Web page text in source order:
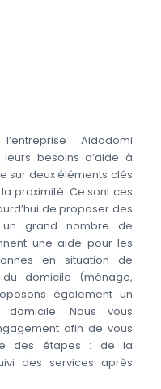
Aidadomi
besoins d’aide à
sur deux éléments clés
proximité. Ce sont ces
de proposer des
grand nombre de
une aide pour les
en situation de
domicile (ménage,
également un
Nous vous
afin de vous
des étapes : de la
des services après